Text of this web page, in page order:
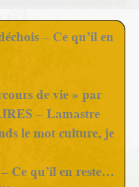
– Ce qu’il en
de vie » par
– Lamastre
le mot culture, je
Ce qu’il en reste…